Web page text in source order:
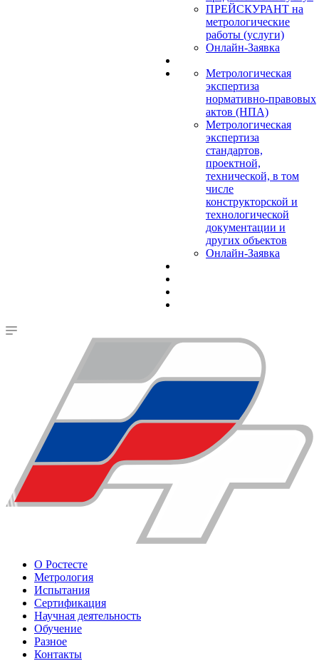
ПРЕЙСКУРАНТ на
метрологические
работы (услуги)
Онлайн-Заявка
Метрологическая
экспертиза
нормативно-правовых
актов (НПА)
Метрологическая
экспертиза
стандартов,
проектной,
технической, в том
числе
конструкторской и
технологической
документации и
других объектов
Онлайн-Заявка
О Ростесте
Метрология
Испытания
Сертификация
Научная деятельность
Обучение
Разное
Контакты